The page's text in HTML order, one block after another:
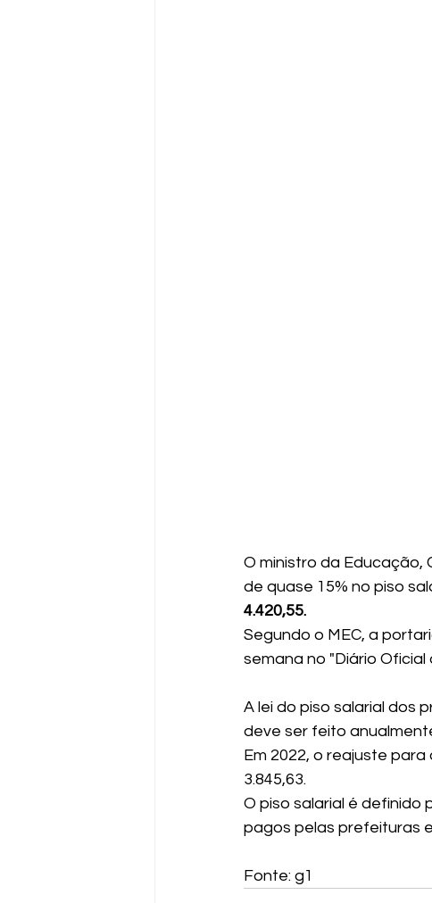
O ministro da Educação,
de quase 15% no piso
4.420,55.
Segundo o MEC, a
semana no "Diário Oficial
A lei do piso salarial dos
deve ser feito
Em 2022, o reajuste
3.845,63.
O piso salarial é definido
pagos pelas prefeituras
Fonte: g1